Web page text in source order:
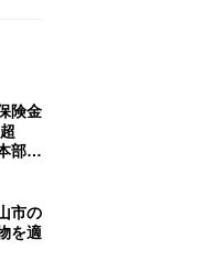
険金
超
部解
市の
を適